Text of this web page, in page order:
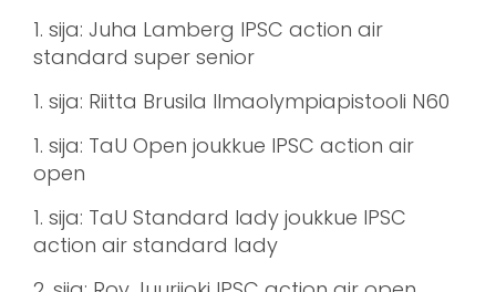
1. sija: Juha Lamberg IPSC action air
standard super senior
1. sija: Riitta Brusila Ilmaolympiapistooli N60
1. sija: TaU Open joukkue IPSC action air
open
1. sija: TaU Standard lady joukkue IPSC
action air standard lady